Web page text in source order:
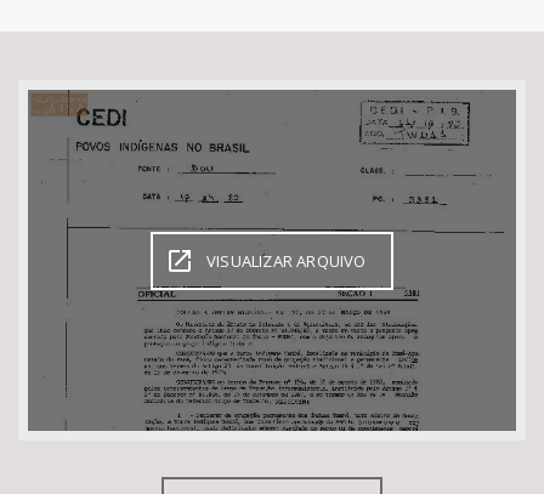
Bioma / Bacia
Tema
Subtema
Área de Levantamento
VISUALIZAR ARQUIVO